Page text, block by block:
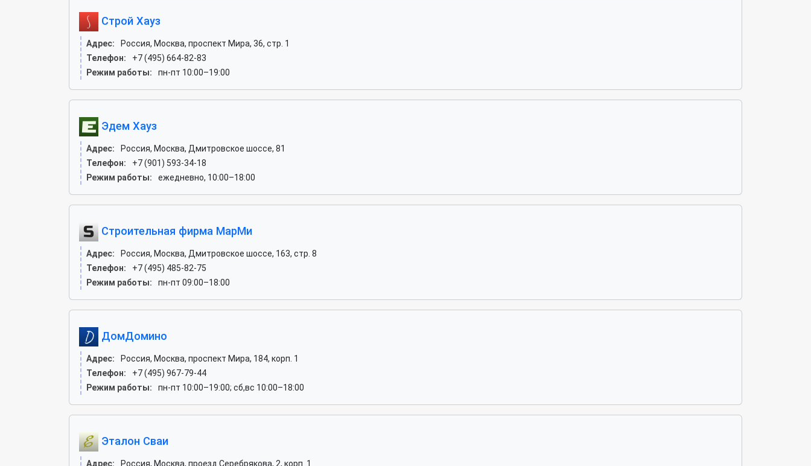
Строй Хауз
Адрес:
Россия, Москва, проспект Мира, 36, стр. 1
Телефон:
+7 (495) 664-82-83
Режим работы:
пн-пт 10:00–19:00
Эдем Хауз
Адрес:
Россия, Москва, Дмитровское шоссе, 81
Телефон:
+7 (901) 593-34-18
Режим работы:
ежедневно, 10:00–18:00
Строительная фирма МарМи
Адрес:
Россия, Москва, Дмитровское шоссе, 163, стр. 8
Телефон:
+7 (495) 485-82-75
Режим работы:
пн-пт 09:00–18:00
ДомДомино
Адрес:
Россия, Москва, проспект Мира, 184, корп. 1
Телефон:
+7 (495) 967-79-44
Режим работы:
пн-пт 10:00–19:00; сб,вс 10:00–18:00
Эталон Сваи
Адрес: Россия, Москва, проезд Серебрякова, 2, корп. 1